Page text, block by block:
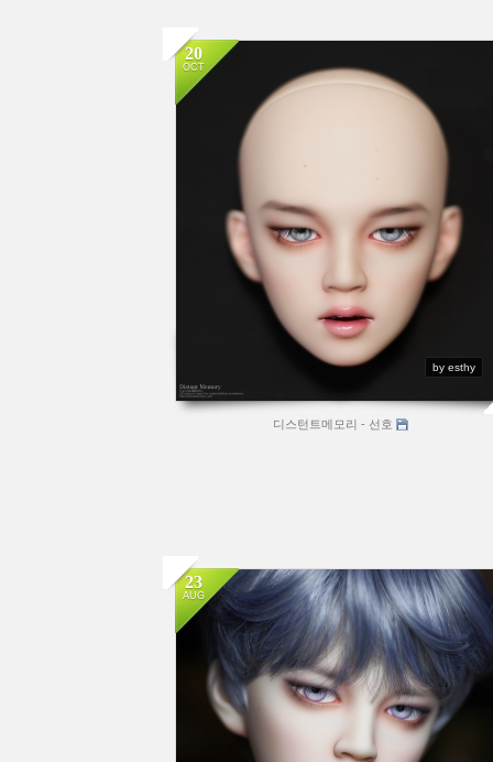
20
OCT
by esthy
디스턴트메모리 - 선호
23
AUG